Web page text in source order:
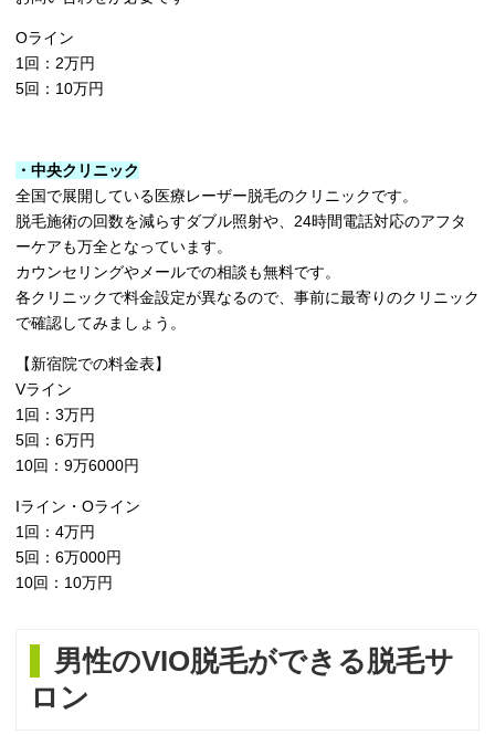
Oライン
1回：2万円
5回：10万円
・中央クリニック
全国で展開している医療レーザー脱毛のクリニックです。
脱毛施術の回数を減らすダブル照射や、24時間電話対応のアフタ
ーケアも万全となっています。
カウンセリングやメールでの相談も無料です。
各クリニックで料金設定が異なるので、事前に最寄りのクリニック
で確認してみましょう。
【新宿院での料金表】
Vライン
1回：3万円
5回：6万円
10回：9万6000円
Iライン・Oライン
1回：4万円
5回：6万000円
10回：10万円
男性のVIO脱毛ができる脱毛サ
ロン